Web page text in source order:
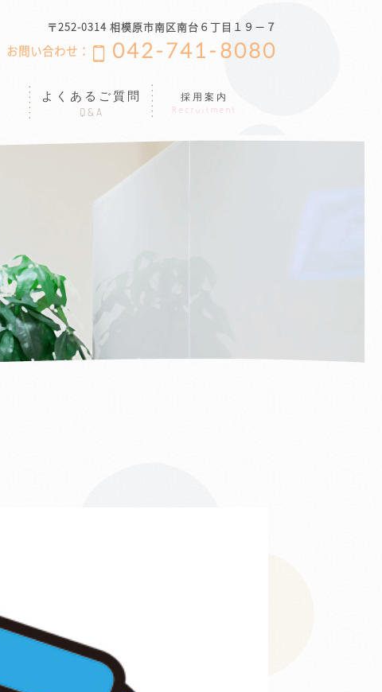
よくあるご質問
Q&A
採用案内
Recruitment
〒252-0314 相模原市南区南台６丁目１９−７
お問い合わせ： 042-741-8080